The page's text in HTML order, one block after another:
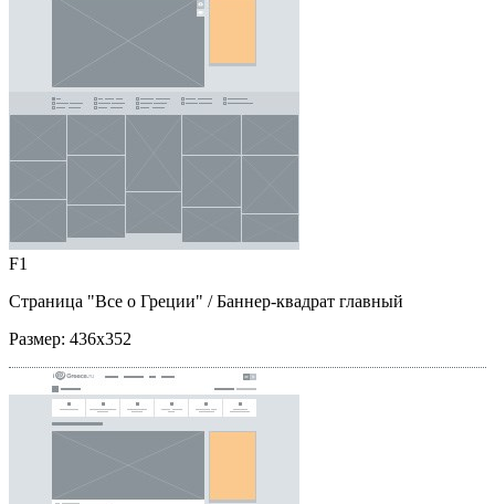
F1
Страница "Все о Греции" / Баннер-квадрат главный
Размер: 436x352